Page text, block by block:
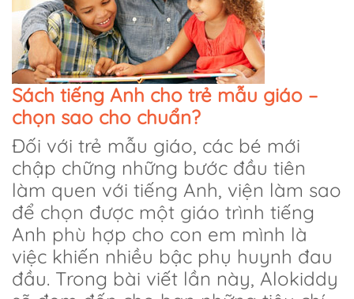
Sách tiếng Anh cho trẻ mẫu giáo –
chọn sao cho chuẩn?
Đối với trẻ mẫu giáo, các bé mới
chập chững những bước đầu tiên
làm quen với tiếng Anh, viện làm sao
để chọn được một giáo trình tiếng
Anh phù hợp cho con em mình là
việc khiến nhiều bậc phụ huynh đau
đầu. Trong bài viết lần này, Alokiddy